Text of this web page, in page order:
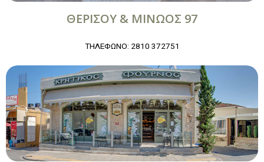
ΘΕΡΙΣΟΥ & ΜΙΝΩΟΣ 97
ΤΗΛΕΦΩΝΟ: 2810 372751